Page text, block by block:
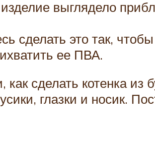
выглядело
сделать это так,
ее ПВА.
сделать котенка из
глазки и носик.